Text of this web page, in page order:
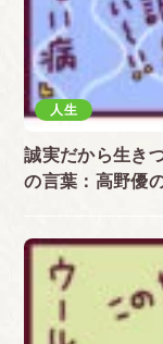
人生
誠実だから生き
の言葉：高野優